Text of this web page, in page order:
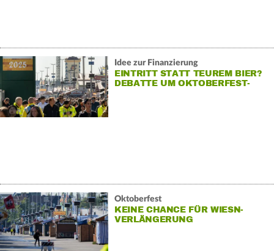
Idee zur Finanzierung
EINTRITT STATT TEUREM BIER?
DEBATTE UM OKTOBERFEST-
Oktoberfest
KEINE CHANCE FÜR WIESN-
VERLÄNGERUNG